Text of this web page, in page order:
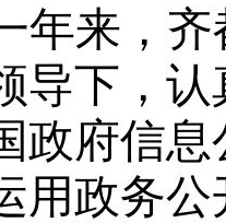
年来， 齐
导下，
政府信
用政务